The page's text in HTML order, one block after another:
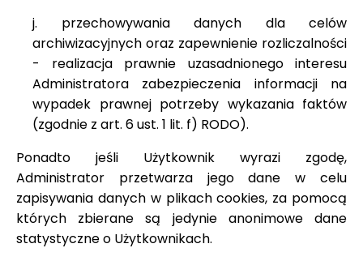
j. przechowywania danych dla celów
archiwizacyjnych oraz zapewnienie rozliczalności
- realizacja prawnie uzasadnionego interesu
Administratora zabezpieczenia informacji na
wypadek prawnej potrzeby wykazania faktów
(zgodnie z art. 6 ust. 1 lit. f) RODO).
Ponadto jeśli Użytkownik wyrazi zgodę,
Administrator przetwarza jego dane w celu
zapisywania danych w plikach cookies, za pomocą
których zbierane są jedynie anonimowe dane
statystyczne o Użytkownikach.